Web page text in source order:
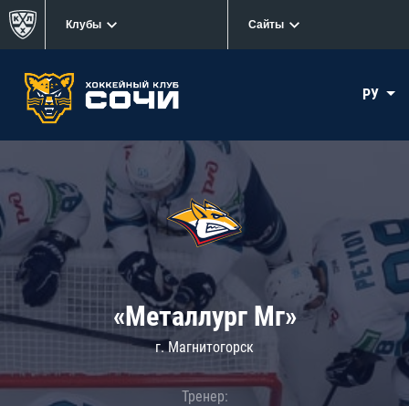
Клубы Сайты
РУ
«Металлург Мг»
г. Магнитогорск
Тренер: